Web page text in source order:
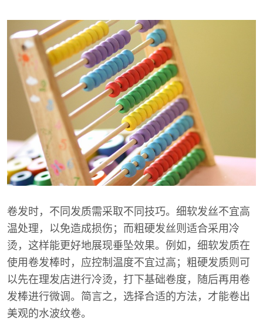
卷发时，不同发质需采取不同技巧。细软发丝不宜高
温处理，以免造成损伤；而粗硬发丝则适合采用冷
烫，这样能更好地展现垂坠效果。例如，细软发质在
使用卷发棒时，应控制温度不宜过高；粗硬发质则可
以先在理发店进行冷烫，打下基础卷度，随后再用卷
发棒进行微调。简言之，选择合适的方法，才能卷出
美观的水波纹卷。